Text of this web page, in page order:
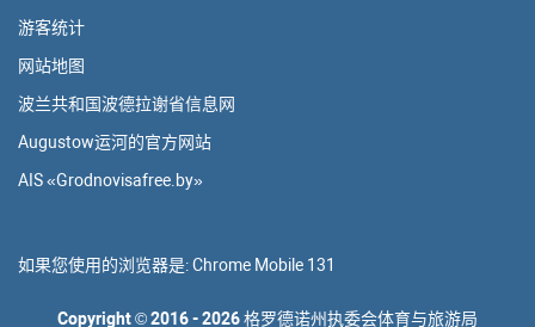
游客统计
网站地图
波兰共和国波德拉谢省信息网
Augustow运河的官方网站
AIS «Grodnovisafree.by»
如果您使用的浏览器是:Chrome Mobile 131
Copyright©2016 - 2026格罗德诺州执委会体育与旅游局